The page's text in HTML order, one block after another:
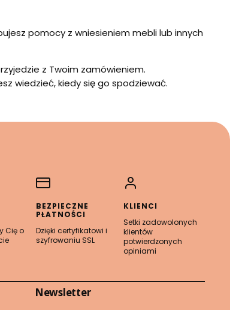
pomocy z wniesieniem mebli lub innych
z Twoim zamówieniem.
wiedzieć, kiedy się go spodziewać.
Cię o
BEZPIECZNE
PŁATNOŚCI
Dzięki certyfikatowi i
szyfrowaniu SSL
KLIENCI
Setki zadowolonych
klientów
potwierdzonych
opiniami
Newsletter